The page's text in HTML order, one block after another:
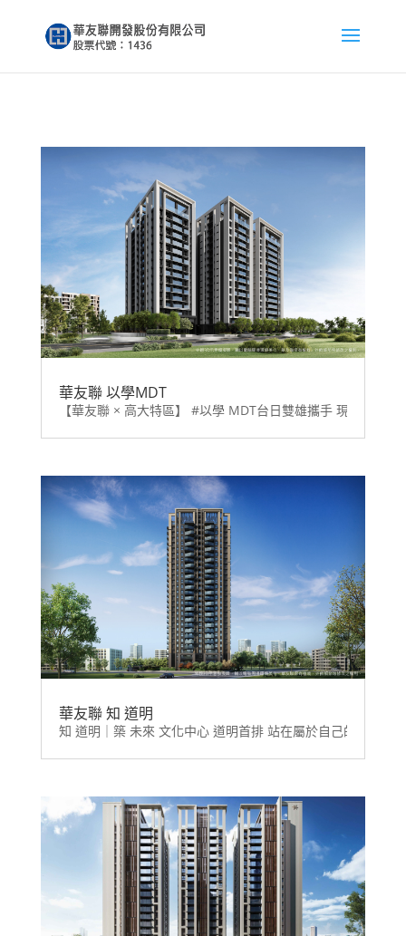
華友聯 以學MDT
【華友聯 × 高大特區】 #以學 MDT台日雙雄攜手 現代夢
華友聯 知 道明
知 道明｜築 未來 文化中心 道明首排 站在屬於自己的高處